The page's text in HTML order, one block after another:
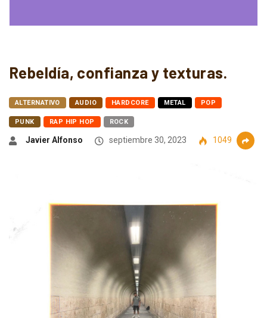
Rebeldía, confianza y texturas.
ALTERNATIVO AUDIO HARDCORE METAL POP
PUNK RAP HIP HOP ROCK
Javier Alfonso septiembre 30, 2023 1049